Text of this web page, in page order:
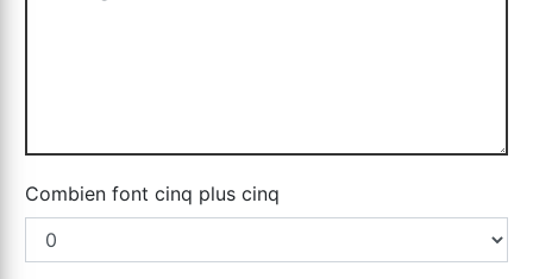
Combien font cinq plus cinq